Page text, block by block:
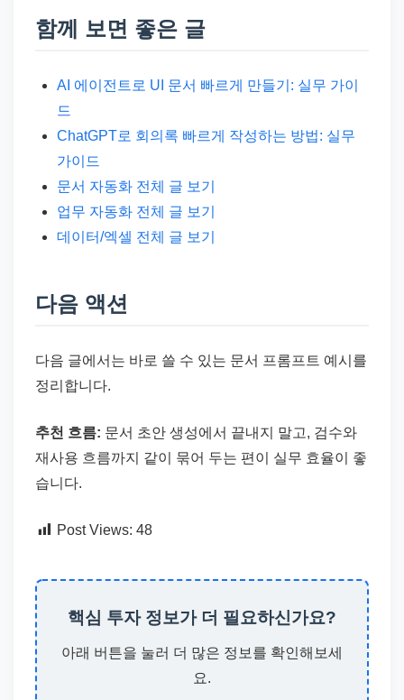
함께 보면 좋은 글
AI 에이전트로 UI 문서 빠르게 만들기: 실무 가이
드
ChatGPT로 회의록 빠르게 작성하는 방법: 실무
가이드
문서 자동화 전체 글 보기
업무 자동화 전체 글 보기
데이터/엑셀 전체 글 보기
다음 액션
다음 글에서는 바로 쓸 수 있는 문서 프롬프트 예시를
정리합니다.
추천 흐름: 문서 초안 생성에서 끝내지 말고, 검수와
재사용 흐름까지 같이 묶어 두는 편이 실무 효율이 좋
습니다.
Post Views: 48
핵심 투자 정보가 더 필요하신가요?
아래 버튼을 눌러 더 많은 정보를 확인해보세
요.